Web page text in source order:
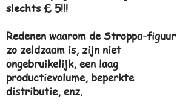
slechts £ 5!!!
Redenen waarom de Stroppa-figuur
zo zeldzaam is, zijn niet
ongebruikelijk, een laag
productievolume, beperkte
distributie, enz.